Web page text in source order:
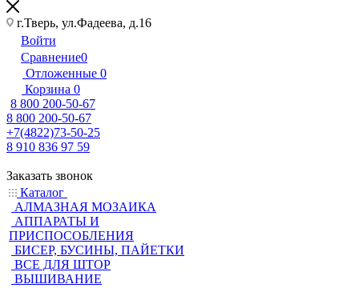
г.Тверь, ул.Фадеева, д.16
Войти
Сравнение0
Отложенные 0
Корзина 0
8 800 200-50-67
8 800 200-50-67
+7(4822)73-50-25
8 910 836 97 59
Заказать звонок
Каталог
АЛМАЗНАЯ МОЗАИКА
АППАРАТЫ И
ПРИСПОСОБЛЕНИЯ
БИСЕР, БУСИНЫ, ПАЙЕТКИ
ВСЕ ДЛЯ ШТОР
ВЫШИВАНИЕ